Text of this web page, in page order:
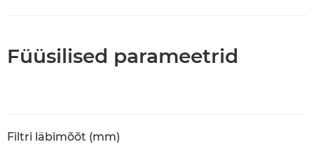
Füüsilised parameetrid
Filtri läbimõõt (mm)